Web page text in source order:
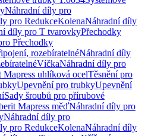
Náhradní díly pro
pro RedukceKolenaNáhradní díly
díly pro T tvarovkyPřechodky
Přechodky
rozebíratelnéNáhradní díly
VíčkaNáhradní díly pro
Mapress uhlíková ocelTěsnění pro
Upevnění pro trubkyUpevnění
Sady šroubů pro přírubové
Mapress měďNáhradní díly pro
Náhradní díly pro
pro RedukceKolenaNáhradní díly